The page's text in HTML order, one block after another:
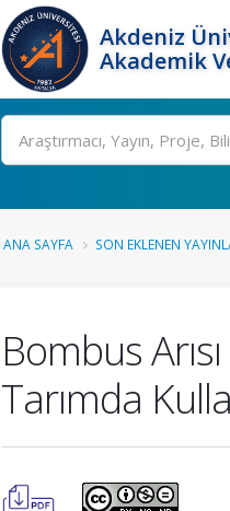
Akdeniz
Akademik
Ara
ANA SAYFA SON EKLENEN
Bombus
Tarımda